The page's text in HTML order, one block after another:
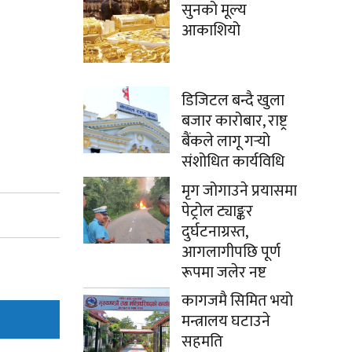
सुनको मूल्य
आकाशियो
डिजिटल बन्दै खुला
बजार कारोबार, राष्ट्र
बैंकले लागू गर्‍यो
संशोधित कार्यविधि
मृग जोगाउने प्रयासमा
पेट्रोल ट्याङ्कर
दुर्घटनाग्रस्त,
आगलागीपछि पूर्ण
रूपमा जलेर नष्ट
कागजमै सिमित भयो
मन्त्रालय घटाउने
सहमति